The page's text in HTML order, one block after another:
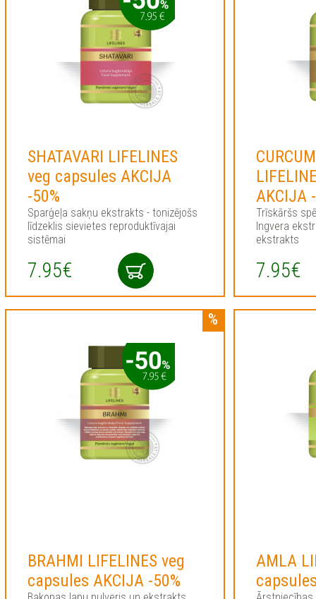
SHATAVARI LIFELINES
veg capsules AKCIJA
-50%
Sparģeļa sakņu ekstrakts - tonizējošs
līdzeklis sievietes reproduktīvajai
sistēmai
7.95€
AKCIJA
Trīskāršs
Ingvera
ekstrakts
7.95€
BRAHMI LIFELINES veg
capsules AKCIJA -50%
AMLA